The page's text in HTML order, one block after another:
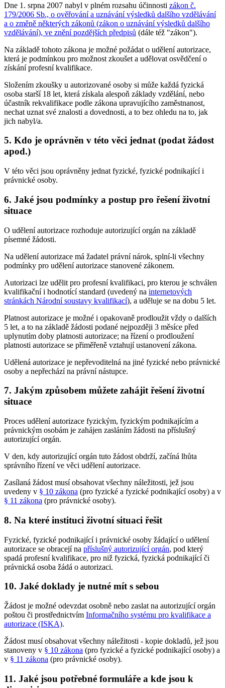
Dne 1. srpna 2007 nabyl v plném rozsahu účinnosti zákon č.
179/2006 Sb., o ověřování a uznávání výsledků dalšího vzdělávání
a o změně některých zákonů (zákon o uznávání výsledků dalšího
vzdělávání), ve znění pozdějších předpisů (dále též "zákon").
Na základě tohoto zákona je možné požádat o udělení autorizace,
která je podmínkou pro možnost zkoušet a udělovat osvědčení o
získání profesní kvalifikace.
Složením zkoušky u autorizované osoby si může každá fyzická
osoba starší 18 let, která získala alespoň základy vzdělání, nebo
účastník rekvalifikace podle zákona upravujícího zaměstnanost,
nechat uznat své znalosti a dovednosti, a to bez ohledu na to, jak
jich nabyl/a.
5. Kdo je oprávněn v této věci jednat (podat žádost
apod.)
V této věci jsou oprávněny jednat fyzické, fyzické podnikající i
právnické osoby.
6. Jaké jsou podmínky a postup pro řešení životní
situace
O udělení autorizace rozhoduje autorizující orgán na základě
písemné žádosti.
Na udělení autorizace má žadatel právní nárok, splní-li všechny
podmínky pro udělení autorizace stanovené zákonem.
Autorizaci lze udělit pro profesní kvalifikaci, pro kterou je schválen
kvalifikační i hodnotící standard (uvedený na internetových
stránkách Národní soustavy kvalifikací), a uděluje se na dobu 5 let.
Platnost autorizace je možné i opakovaně prodloužit vždy o dalších
5 let, a to na základě žádosti podané nejpozději 3 měsíce před
uplynutím doby platnosti autorizace; na řízení o prodloužení
platnosti autorizace se přiměřeně vztahují ustanovení zákona.
Udělená autorizace je nepřevoditelná na jiné fyzické nebo právnické
osoby a nepřechází na právní nástupce.
7. Jakým způsobem můžete zahájit řešení životní
situace
Proces udělení autorizace fyzickým, fyzickým podnikajícím a
právnickým osobám je zahájen zasláním žádosti na příslušný
autorizující orgán.
V den, kdy autorizující orgán tuto žádost obdrží, začíná lhůta
správního řízení ve věci udělení autorizace.
Zasílaná žádost musí obsahovat všechny náležitosti, jež jsou
uvedeny v § 10 zákona (pro fyzické a fyzické podnikající osoby) a v
§ 11 zákona (pro právnické osoby).
8. Na které instituci životní situaci řešit
Fyzické, fyzické podnikající i právnické osoby žádající o udělení
autorizace se obracejí na příslušný autorizující orgán, pod který
spadá profesní kvalifikace, pro niž fyzická, fyzická podnikající či
právnická osoba žádá o autorizaci.
10. Jaké doklady je nutné mít s sebou
Žádost je možné odevzdat osobně nebo zaslat na autorizující orgán
poštou či prostřednictvím Informačního systému pro kvalifikace a
autorizace (ISKA).
Žádost musí obsahovat všechny náležitosti - kopie dokladů, jež jsou
stanoveny v § 10 zákona (pro fyzické a fyzické podnikající osoby) a
v § 11 zákona (pro právnické osoby).
11. Jaké jsou potřebné formuláře a kde jsou k